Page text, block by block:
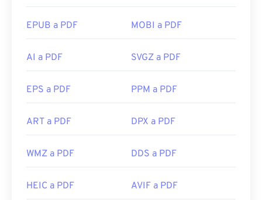
EPUB a PDF MOBI a PDF
AI a PDF SVGZ a PDF
EPS a PDF PPM a PDF
ART a PDF DPX a PDF
WMZ a PDF DDS a PDF
HEIC a PDF AVIF a PDF